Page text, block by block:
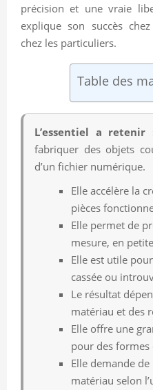
précision et une vraie
explique son succès
chez les particuliers.
Table des
L’essentiel a retenir
fabriquer des objets
d’un fichier numérique.
Elle accélère la
pièces
Elle permet de
mesure, en
Elle est utile
cassée ou
Le résultat
matériau et des
Elle offre une
pour des formes
Elle demande
matériau selon